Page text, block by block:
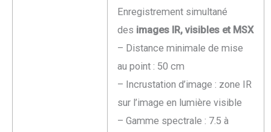
Enregistrement simultané
des images IR, visibles et MSX
– Distance minimale de mise
au point : 50 cm
– Incrustation d’image : zone IR
sur l’image en lumière visible
– Gamme spectrale : 7.5 à